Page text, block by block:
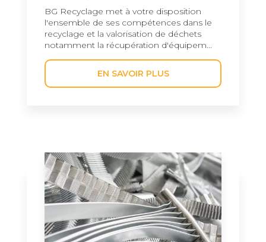
BG Recyclage met à votre disposition
l'ensemble de ses compétences dans le
recyclage et la valorisation de déchets
notamment la récupération d'équipem...
EN SAVOIR PLUS